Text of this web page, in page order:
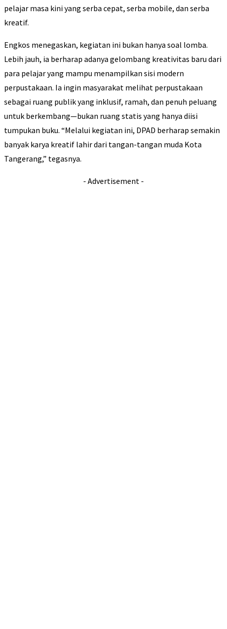
pelajar masa kini yang serba cepat, serba mobile, dan serba
kreatif.
Engkos menegaskan, kegiatan ini bukan hanya soal lomba.
Lebih jauh, ia berharap adanya gelombang kreativitas baru dari
para pelajar yang mampu menampilkan sisi modern
perpustakaan. Ia ingin masyarakat melihat perpustakaan
sebagai ruang publik yang inklusif, ramah, dan penuh peluang
untuk berkembang—bukan ruang statis yang hanya diisi
tumpukan buku. “Melalui kegiatan ini, DPAD berharap semakin
banyak karya kreatif lahir dari tangan-tangan muda Kota
Tangerang,” tegasnya.
- Advertisement -